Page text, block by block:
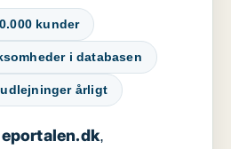
kunder
i databasen
udlejninger årligt
,